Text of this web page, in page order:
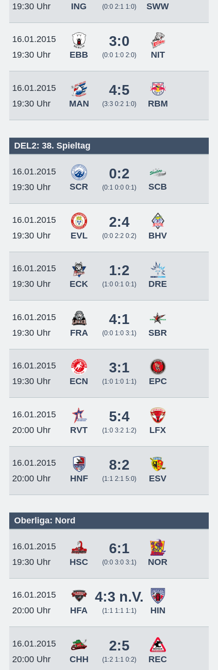
19:30 Uhr
ING (0:0 2:1 1:0) SWW
16.01.2015
19:30 Uhr
EBB
3:0
(0:0 1:0 2:0) NIT
16.01.2015
19:30 Uhr
MAN
4:5
(3:3 0:2 1:0) RBM
DEL2: 38. Spieltag
16.01.2015
19:30 Uhr
SCR
0:2
(0:1 0:0 0:1) SCB
16.01.2015
19:30 Uhr
EVL
2:4
(0:0 2:2 0:2) BHV
16.01.2015
19:30 Uhr
ECK
1:2
(1:0 0:1 0:1) DRE
16.01.2015
19:30 Uhr
FRA
4:1
(0:0 1:0 3:1) SBR
16.01.2015
19:30 Uhr
ECN
3:1
(1:0 1:0 1:1) EPC
16.01.2015
20:00 Uhr
RVT
5:4
(1:0 3:2 1:2) LFX
16.01.2015
20:00 Uhr
HNF
8:2
(1:1 2:1 5:0) ESV
Oberliga: Nord
16.01.2015
19:30 Uhr
HSC
6:1
(0:0 3:0 3:1) NOR
16.01.2015
20:00 Uhr
HFA
4:3 n.V.
(1:1 1:1 1:1) HIN
16.01.2015
20:00 Uhr
CHH
2:5
(1:2 1:1 0:2) REC